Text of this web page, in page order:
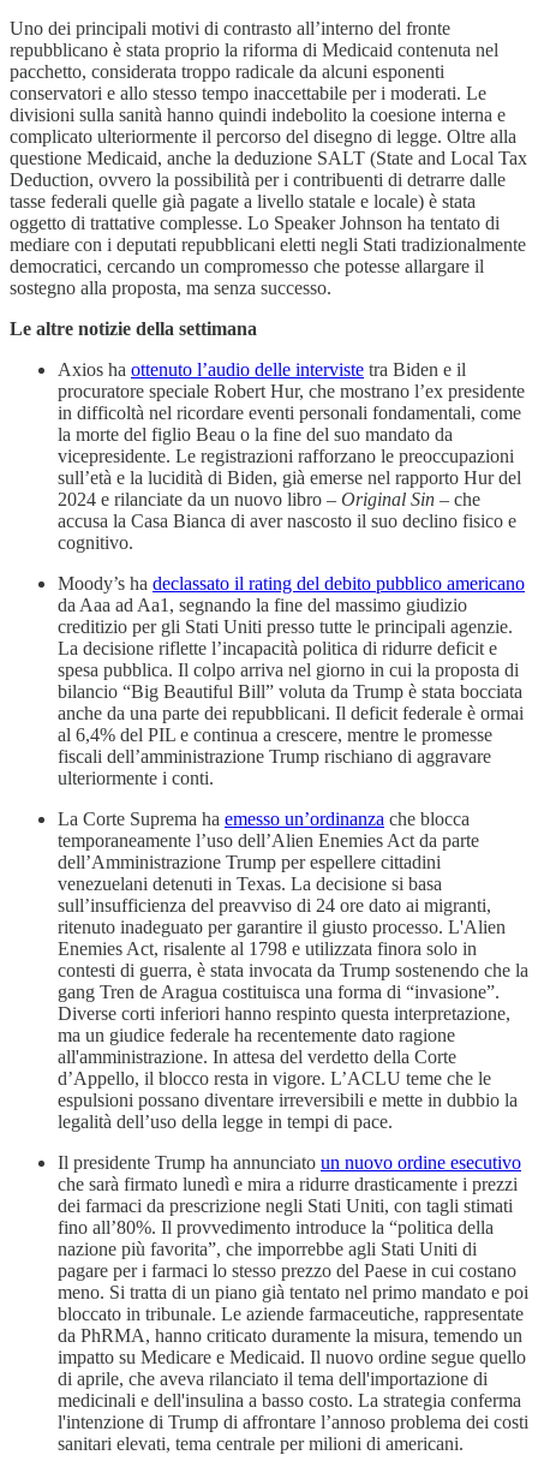
Uno dei principali motivi di contrasto all’interno del fronte
repubblicano è stata proprio la riforma di Medicaid contenuta nel
pacchetto, considerata troppo radicale da alcuni esponenti
conservatori e allo stesso tempo inaccettabile per i moderati. Le
divisioni sulla sanità hanno quindi indebolito la coesione interna e
complicato ulteriormente il percorso del disegno di legge. Oltre alla
questione Medicaid, anche la deduzione SALT (State and Local Tax
Deduction, ovvero la possibilità per i contribuenti di detrarre dalle
tasse federali quelle già pagate a livello statale e locale) è stata
oggetto di trattative complesse. Lo Speaker Johnson ha tentato di
mediare con i deputati repubblicani eletti negli Stati tradizionalmente
democratici, cercando un compromesso che potesse allargare il
sostegno alla proposta, ma senza successo.
Le altre notizie della settimana
Axios ha ottenuto l’audio delle interviste tra Biden e il
procuratore speciale Robert Hur, che mostrano l’ex presidente
in difficoltà nel ricordare eventi personali fondamentali, come
la morte del figlio Beau o la fine del suo mandato da
vicepresidente. Le registrazioni rafforzano le preoccupazioni
sull’età e la lucidità di Biden, già emerse nel rapporto Hur del
2024 e rilanciate da un nuovo libro – Original Sin – che
accusa la Casa Bianca di aver nascosto il suo declino fisico e
cognitivo.
Moody’s ha declassato il rating del debito pubblico americano
da Aaa ad Aa1, segnando la fine del massimo giudizio
creditizio per gli Stati Uniti presso tutte le principali agenzie.
La decisione riflette l’incapacità politica di ridurre deficit e
spesa pubblica. Il colpo arriva nel giorno in cui la proposta di
bilancio “Big Beautiful Bill” voluta da Trump è stata bocciata
anche da una parte dei repubblicani. Il deficit federale è ormai
al 6,4% del PIL e continua a crescere, mentre le promesse
fiscali dell’amministrazione Trump rischiano di aggravare
ulteriormente i conti.
La Corte Suprema ha emesso un’ordinanza che blocca
temporaneamente l’uso dell’Alien Enemies Act da parte
dell’Amministrazione Trump per espellere cittadini
venezuelani detenuti in Texas. La decisione si basa
sull’insufficienza del preavviso di 24 ore dato ai migranti,
ritenuto inadeguato per garantire il giusto processo. L'Alien
Enemies Act, risalente al 1798 e utilizzata finora solo in
contesti di guerra, è stata invocata da Trump sostenendo che la
gang Tren de Aragua costituisca una forma di “invasione”.
Diverse corti inferiori hanno respinto questa interpretazione,
ma un giudice federale ha recentemente dato ragione
all'amministrazione. In attesa del verdetto della Corte
d’Appello, il blocco resta in vigore. L’ACLU teme che le
espulsioni possano diventare irreversibili e mette in dubbio la
legalità dell’uso della legge in tempi di pace.
Il presidente Trump ha annunciato un nuovo ordine esecutivo
che sarà firmato lunedì e mira a ridurre drasticamente i prezzi
dei farmaci da prescrizione negli Stati Uniti, con tagli stimati
fino all’80%. Il provvedimento introduce la “politica della
nazione più favorita”, che imporrebbe agli Stati Uniti di
pagare per i farmaci lo stesso prezzo del Paese in cui costano
meno. Si tratta di un piano già tentato nel primo mandato e poi
bloccato in tribunale. Le aziende farmaceutiche, rappresentate
da PhRMA, hanno criticato duramente la misura, temendo un
impatto su Medicare e Medicaid. Il nuovo ordine segue quello
di aprile, che aveva rilanciato il tema dell'importazione di
medicinali e dell'insulina a basso costo. La strategia conferma
l'intenzione di Trump di affrontare l’annoso problema dei costi
sanitari elevati, tema centrale per milioni di americani.